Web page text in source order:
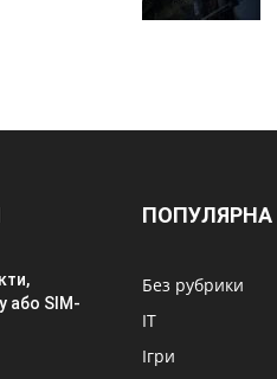
або SIM-
ПОПУЛЯРНА
Без рубрики
IT
Ігри